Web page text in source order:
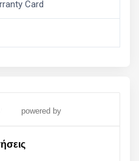
Card
powered by